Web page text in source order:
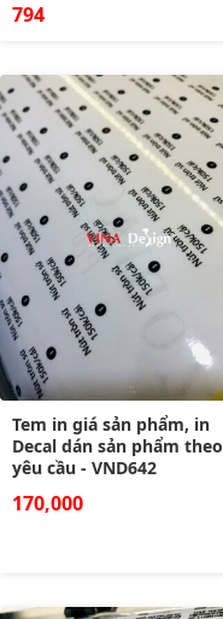
794
Tem in giá sản phẩm, in
Decal dán sản phẩm theo
yêu cầu - VND642
170,000